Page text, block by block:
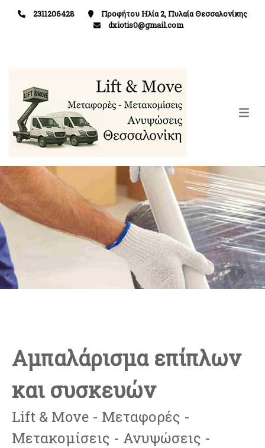
2311206428
Προφήτου Ηλία 2, Πυλαία Θεσσαλονίκης
dxiotis0@gmail.com
Αμπαλάρισμα επίπλων
και συσκευών
Lift & Move - Μεταφορές -
Μετακομίσεις - Ανυψώσεις -